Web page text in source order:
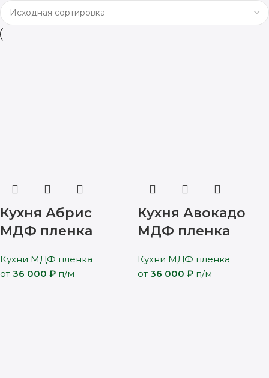
Кухня Абрис
МДФ пленка
Кухни МДФ пленка
от 36 000 ₽ п/м
Кухня Авокадо
МДФ пленка
Кухни МДФ пленка
от 36 000 ₽ п/м